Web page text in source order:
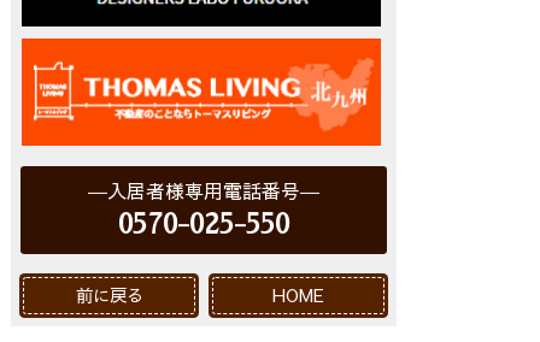
入居者様専用電話番号
0570-025-550
前に戻る HOME